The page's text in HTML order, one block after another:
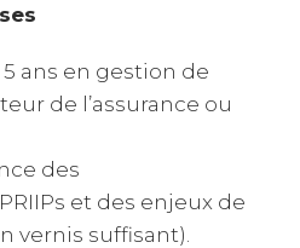
ans en gestion de
de l’assurance ou
des
et des enjeux de
vernis suffisant).